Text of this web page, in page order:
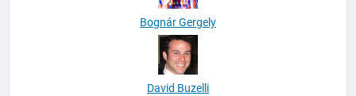
Bognár Gergely
David Buzelli